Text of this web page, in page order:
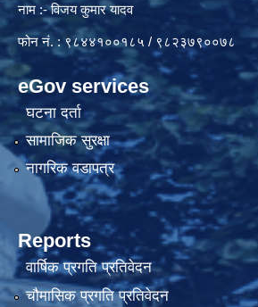
नाम :- विजय कुमार यादव
फोन नं. : ९८४४१००१८५ / ९८२३७९००७८
eGov services
घटना दर्ता
सामाजिक सुरक्षा
नागरिक वडापत्र
Reports
वार्षिक प्रगति प्रतिवेदन
चौमासिक प्रगति प्रतिवेदन